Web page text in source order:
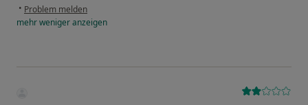
• Problem melden
mehrwenigeranzeigen